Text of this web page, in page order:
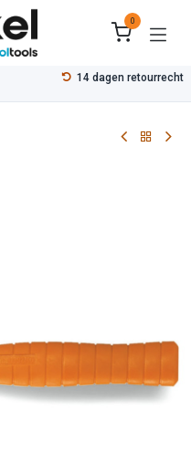
0
14 dagen retourrecht